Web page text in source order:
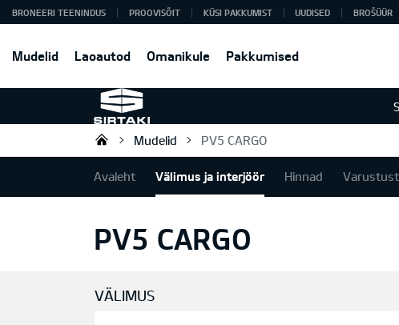
Mudelid Laoautod Omanikule Pakkumised
BRONEERI TEENINDUS PROOVISÕIT KÜSI PAKKUMIST UUDISED BROŠÜÜR
Sirtaki OÜ
Mudelid PV5 CARGO
Avaleht Välimus ja interjöör Hinnad
PV5 CARGO
VÄLIMUS